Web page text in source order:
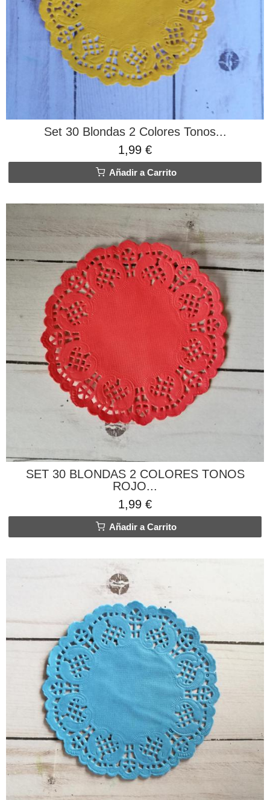
Set 30 Blondas 2 Colores Tonos...
1,99 €
Añadir a Carrito
SET 30 BLONDAS 2 COLORES TONOS
ROJO...
1,99 €
Añadir a Carrito